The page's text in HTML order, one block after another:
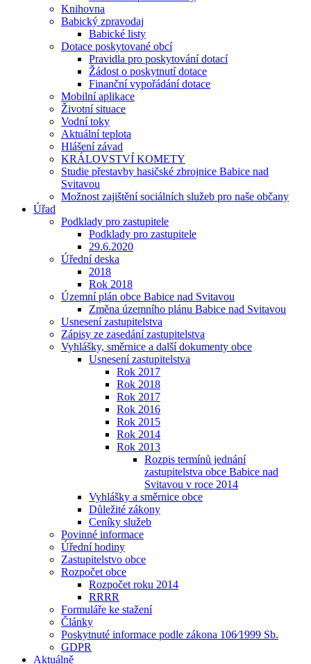
Knihovna
Babický zpravodaj
Babické listy
Dotace poskytované obcí
Pravidla pro poskytování dotací
Žádost o poskytnutí dotace
Finanční vypořádání dotace
Mobilní aplikace
Životní situace
Vodní toky
Aktuální teplota
Hlášení závad
KRÁLOVSTVÍ KOMETY
Studie přestavby hasičské zbrojnice Babice nad
Svitavou
Možnost zajištění sociálních služeb pro naše občany
Úřad
Podklady pro zastupitele
Podklady pro zastupitele
29.6.2020
Úřední deska
2018
Rok 2018
Územní plán obce Babice nad Svitavou
Změna územního plánu Babice nad Svitavou
Usnesení zastupitelstva
Zápisy ze zasedání zastupitelstva
Vyhlášky, směrnice a další dokumenty obce
Usnesení zastupitelstva
Rok 2017
Rok 2018
Rok 2017
Rok 2016
Rok 2015
Rok 2014
Rok 2013
Rozpis termínů jednání
zastupitelstva obce Babice nad
Svitavou v roce 2014
Vyhlášky a směrnice obce
Důležité zákony
Ceníky služeb
Povinné informace
Úřední hodiny
Zastupitelstvo obce
Rozpočet obce
Rozpočet roku 2014
RRRR
Formuláře ke stažení
Články
Poskytnuté informace podle zákona 106⁄1999 Sb.
GDPR
Aktuálně